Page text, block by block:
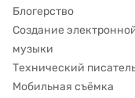
Блогерство
Создание
музыки
Технический
Мобильная съёмка